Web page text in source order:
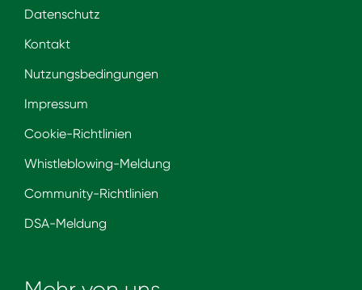
Datenschutz
Kontakt
Nutzungsbedingungen
Impressum
Cookie-Richtlinien
Whistleblowing-Meldung
Community-Richtlinien
DSA-Meldung